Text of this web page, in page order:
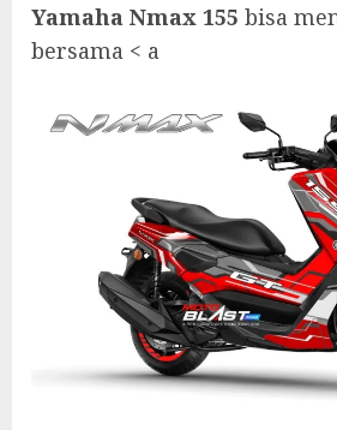
Yamaha Nmax 155 bisa
bersama < a